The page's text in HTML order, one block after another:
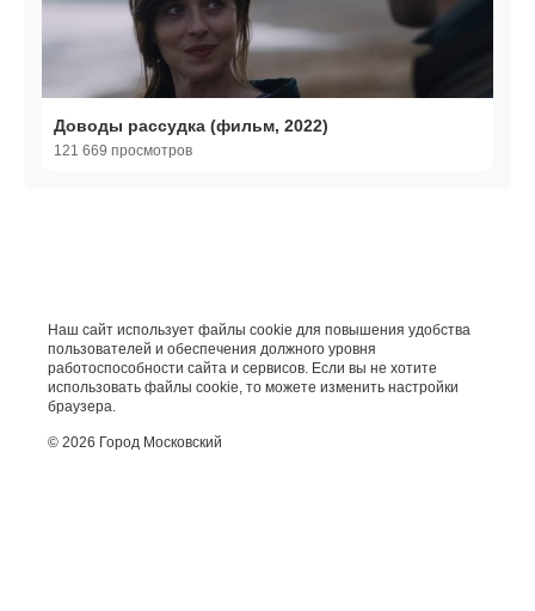
Доводы рассудка (фильм, 2022)
121 669 просмотров
Наш сайт использует файлы cookie для повышения удобства
пользователей и обеспечения должного уровня
работоспособности сайта и сервисов. Если вы не хотите
использовать файлы cookie, то можете изменить настройки
браузера.
© 2026 Город Московский